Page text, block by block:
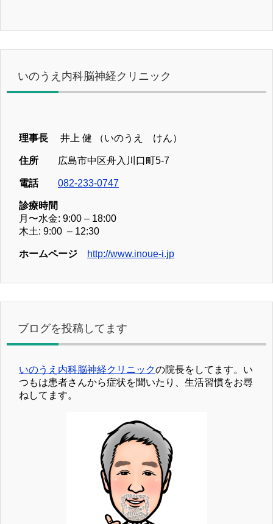
いのうえ内科脳神経クリニック
理事長 井上 健 （いのうえ けん）
住所 広島市中区舟入川口町5-7
電話 082-233-0747
診療時間
月〜水金: 9:00 – 18:00
木土: 9:00 – 12:30
ホームページ http://www.inoue-i.jp
ブログを投稿してます
いのうえ内科脳神経クリニックの院長をしてます。い
つもは患者さんから症状を聞いたり、生活習慣をお尋
ねしてます。